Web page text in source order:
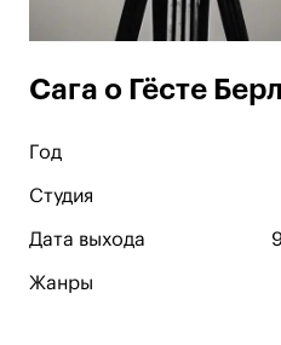
Сага о Гёсте
Год
Студия
Дата выхода
Жанры